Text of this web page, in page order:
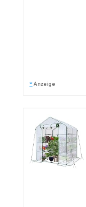
* Anzeige